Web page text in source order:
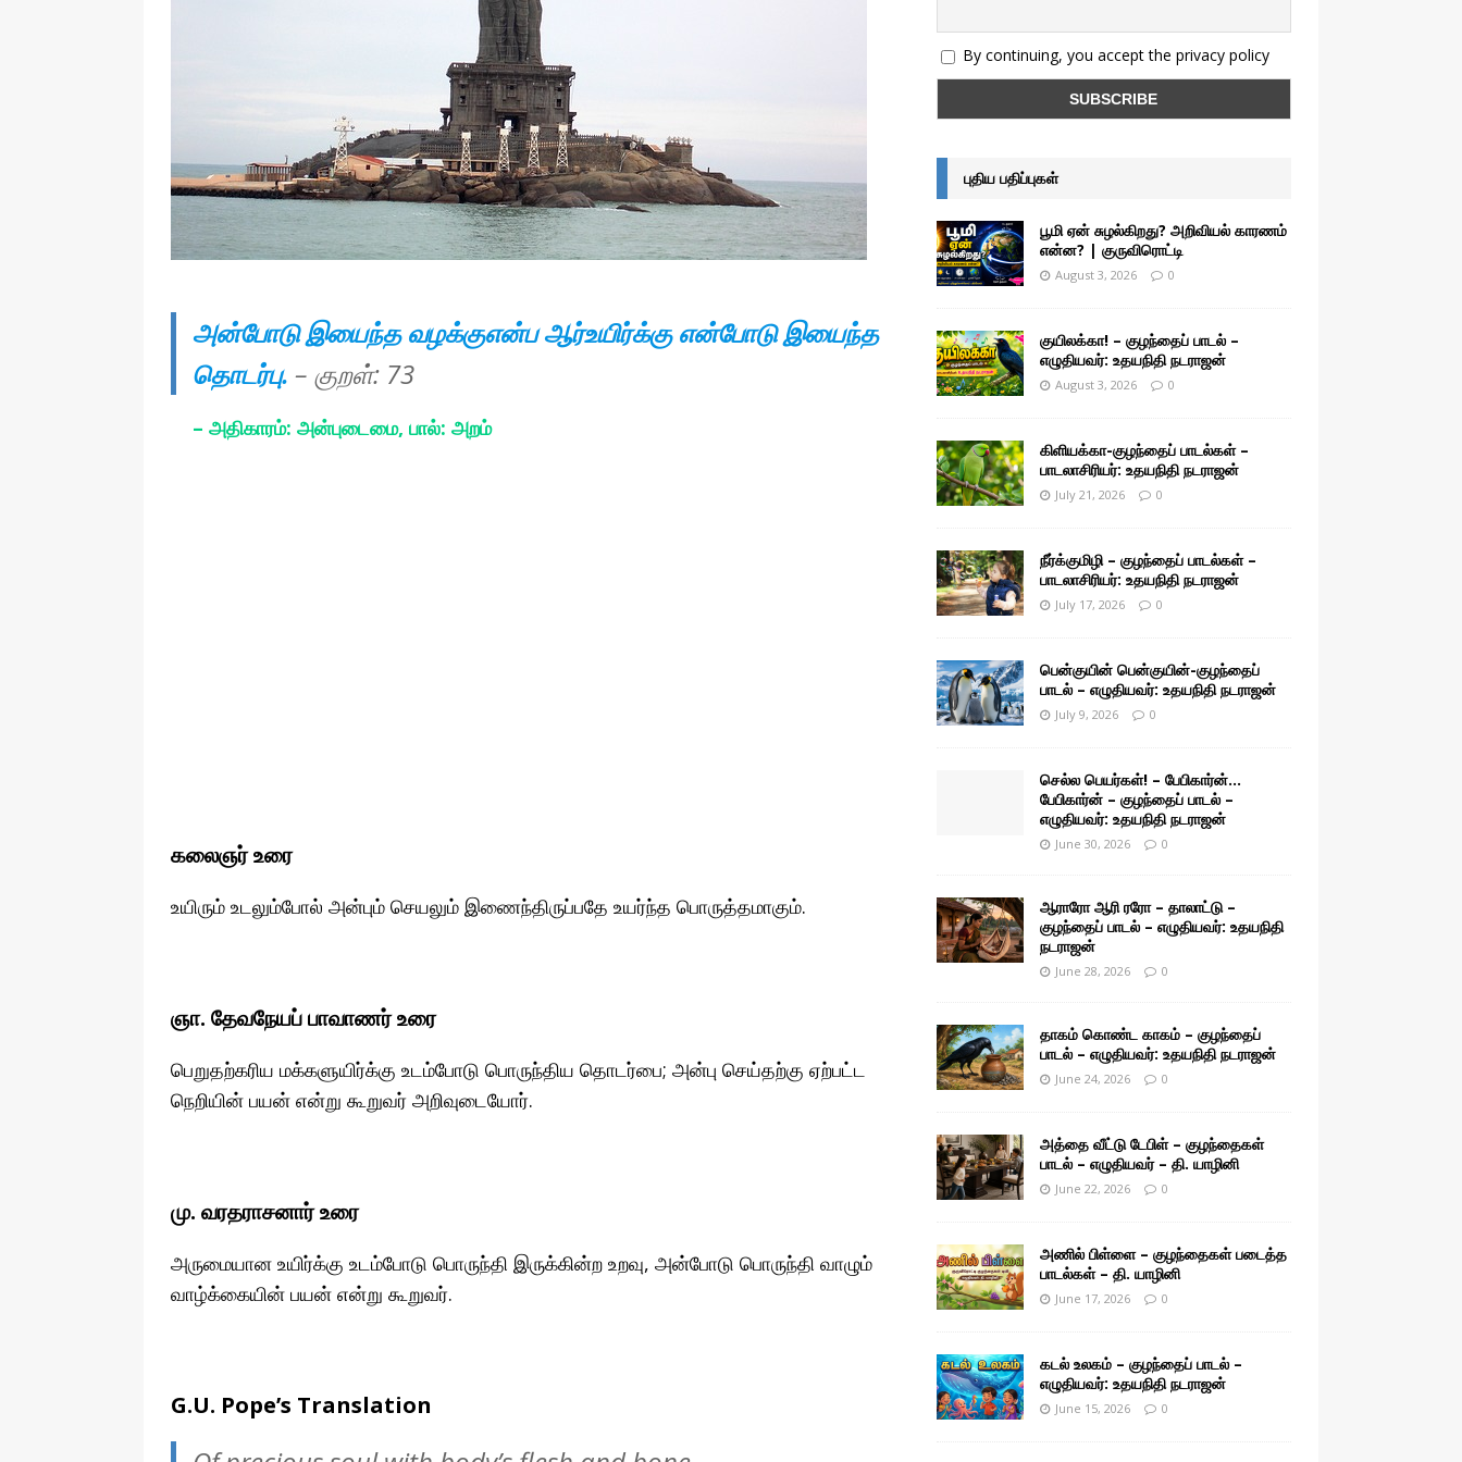
அன்போடு இயைந்த வழக்குஎன்ப ஆர்உயிர்க்கு என்போடு இயைந்த
தொடர்பு. – குறள்: 73
– அதிகாரம்: அன்புடைமை, பால்: அறம்
கலைஞர் உரை
உயிரும் உடலும்போல் அன்பும் செயலும் இணைந்திருப்பதே உயர்ந்த பொருத்தமாகும்.
ஞா. தேவநேயப் பாவாணர் உரை
பெறுதற்கரிய மக்களுயிர்க்கு உடம்போடு பொருந்திய தொடர்பை; அன்பு செய்தற்கு ஏற்பட்ட
நெறியின் பயன் என்று கூறுவர் அறிவுடையோர்.
மு. வரதராசனார் உரை
அருமையான உயிர்க்கு உடம்போடு பொருந்தி இருக்கின்ற உறவு, அன்போடு பொருந்தி வாழும்
வாழ்க்கையின் பயன் என்று கூறுவர்.
G.U. Pope’s Translation
By continuing, you accept the privacy policy
புதிய பதிப்புகள்
பூமி ஏன் சுழல்கிறது? அறிவியல் காரணம்
என்ன? | குருவிரொட்டி
August 3, 2026 0
குயிலக்கா! – குழந்தைப் பாடல் –
எழுதியவர்: உதயநிதி நடராஜன்
August 3, 2026 0
கிளியக்கா-குழந்தைப் பாடல்கள் –
பாடலாசிரியர்: உதயநிதி நடராஜன்
July 21, 2026 0
நீர்க்குமிழி – குழந்தைப் பாடல்கள் –
பாடலாசிரியர்: உதயநிதி நடராஜன்
July 17, 2026 0
பென்குயின் பென்குயின்-குழந்தைப்
பாடல் – எழுதியவர்: உதயநிதி நடராஜன்
July 9, 2026 0
செல்ல பெயர்கள்! – பேபிகார்ன்…
பேபிகார்ன் – குழந்தைப் பாடல் –
எழுதியவர்: உதயநிதி நடராஜன்
June 30, 2026 0
ஆராரோ ஆரி ரரோ – தாலாட்டு –
குழந்தைப் பாடல் – எழுதியவர்: உதயநிதி
நடராஜன்
June 28, 2026 0
தாகம் கொண்ட காகம் – குழந்தைப்
பாடல் – எழுதியவர்: உதயநிதி நடராஜன்
June 24, 2026 0
அத்தை வீட்டு டேபிள் – குழந்தைகள்
பாடல் – எழுதியவர் – தி. யாழினி
June 22, 2026 0
அணில் பிள்ளை – குழந்தைகள் படைத்த
பாடல்கள் – தி. யாழினி
June 17, 2026 0
கடல் உலகம் – குழந்தைப் பாடல் –
எழுதியவர்: உதயநிதி நடராஜன்
June 15, 2026 0